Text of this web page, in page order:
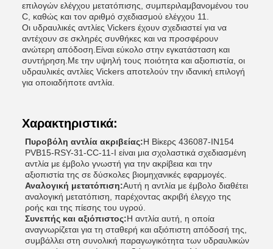
επιλογών ελέγχου μετατόπισης, συμπεριλαμβανομένου του
C, καθώς και τον αριθμό σχεδιασμού ελέγχου 11.
Οι υδραυλικές αντλίες Vickers έχουν σχεδιαστεί για να
αντέχουν σε σκληρές συνθήκες και να προσφέρουν
ανώτερη απόδοση.Είναι εύκολο στην εγκατάσταση και
συντήρηση.Με την υψηλή τους ποιότητα και αξιοπιστία, οι
υδραυλικές αντλίες Vickers αποτελούν την ιδανική επιλογή
για οποιαδήποτε αντλία.
Χαρακτηριστικά:
Πυροβόλη αντλία ακριβείας:Η Βίκερς 436087-IN154
PVB15-RSY-31-CC-11-I είναι μια σχολαστικά σχεδιασμένη
αντλία με έμβολο γνωστή για την ακρίβεια και την
αξιοπιστία της σε δύσκολες βιομηχανικές εφαρμογές.
Αναλογική μετατόπιση:Αυτή η αντλία με έμβολο διαθέτει
αναλογική μετατόπιση, παρέχοντας ακριβή έλεγχο της
ροής και της πίεσης του υγρού.
Συνεπής και αξιόπιστος:Η αντλία αυτή, η οποία
αναγνωρίζεται για τη σταθερή και αξιόπιστη απόδοσή της,
συμβάλλει στη συνολική παραγωγικότητα των υδραυλικών